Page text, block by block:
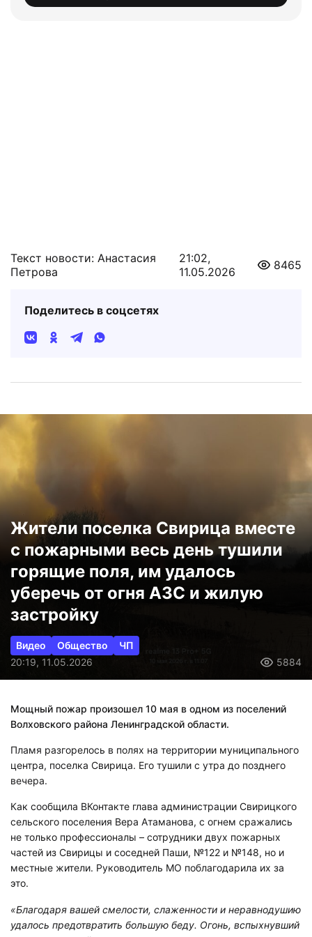
Текст новости: Анастасия
Петрова
21:02,
11.05.2026
8465
Поделитесь в соцсетях
Жители поселка Свирица вместе
с пожарными весь день тушили
горящие поля, им удалось
уберечь от огня АЗС и жилую
застройку
Видео Общество
ЧП
20:19, 11.05.2026
5884
Мощный пожар произошел 10 мая в одном из поселений
Волховского района Ленинградской области.
Пламя разгорелось в полях на территории муниципального
центра, поселка Свирица. Его тушили с утра до позднего
вечера.
Как сообщила ВКонтакте глава администрации Свирицкого
сельского поселения Вера Атаманова, с огнем сражались
не только профессионалы – сотрудники двух пожарных
частей из Свирицы и соседней Паши, №122 и №148, но и
местные жители. Руководитель МО поблагодарила их за
это.
«Благодаря вашей смелости, слаженности и неравнодушию
удалось предотвратить большую беду. Огонь, вспыхнувший